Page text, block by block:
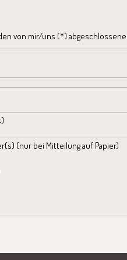
von mir/uns (*)
(nur bei Mitteilung auf Papier)